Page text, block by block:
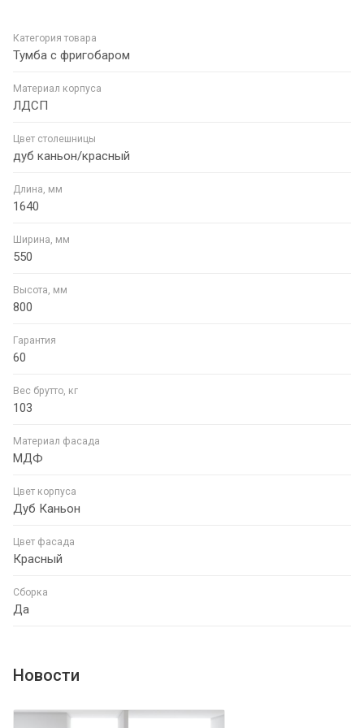
Категория товара
Тумба с фригобаром
Материал корпуса
ЛДСП
Цвет столешницы
дуб каньон/красный
Длина, мм
1640
Ширина, мм
550
Высота, мм
800
Гарантия
60
Вес брутто, кг
103
Материал фасада
МДФ
Цвет корпуса
Дуб Каньон
Цвет фасада
Красный
Сборка
Да
Новости